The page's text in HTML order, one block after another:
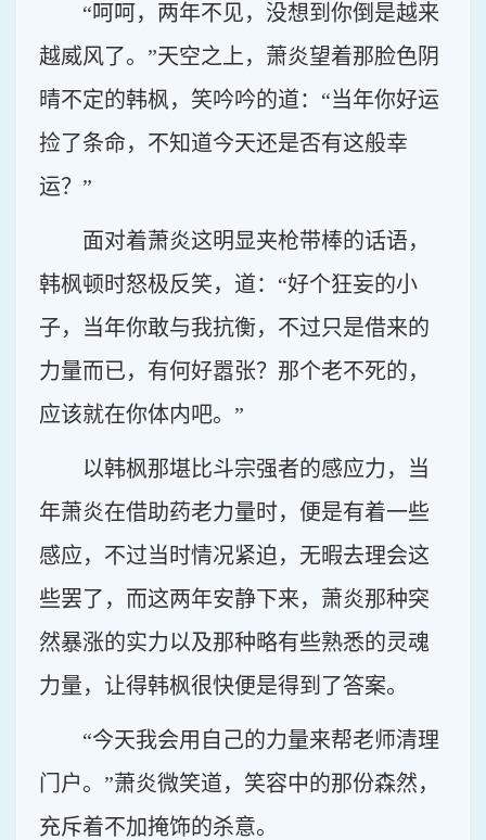
“呵呵，两年不见，没想到你倒是越来
越威风了。”天空之上，萧炎望着那脸色阴
晴不定的韩枫，笑吟吟的道：“当年你好运
捡了条命，不知道今天还是否有这般幸
运？”
面对着萧炎这明显夹枪带棒的话语，
韩枫顿时怒极反笑，道：“好个狂妄的小
子，当年你敢与我抗衡，不过只是借来的
力量而已，有何好嚣张？那个老不死的，
应该就在你体内吧。”
以韩枫那堪比斗宗强者的感应力，当
年萧炎在借助药老力量时，便是有着一些
感应，不过当时情况紧迫，无暇去理会这
些罢了，而这两年安静下来，萧炎那种突
然暴涨的实力以及那种略有些熟悉的灵魂
力量，让得韩枫很快便是得到了答案。
“今天我会用自己的力量来帮老师清理
门户。”萧炎微笑道，笑容中的那份森然，
充斥着不加掩饰的杀意。